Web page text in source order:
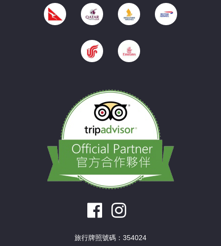
旅行牌照號碼：354024